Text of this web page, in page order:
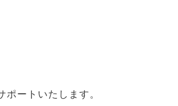
ートいたします。